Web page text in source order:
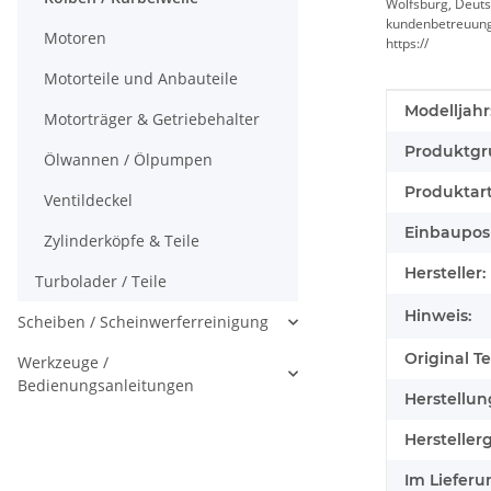
Wolfsburg,
https://
Wert
Hersteller:
Hinweis:
Original
Im
Motoren
Motorteile und Anbauteile
Motorträger & Getriebehalter
Ölwannen / Ölpumpen
Ventildeckel
Zylinderköpfe & Teile
Turbolader / Teile
Scheiben / Scheinwerferreinigung
Werkzeuge /
Bedienungsanleitungen